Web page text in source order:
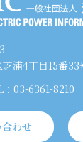
浦4丁目15番
：03-6361-8210
わせ